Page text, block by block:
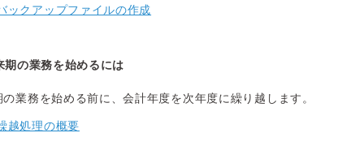
ックアップファイルの作成
期の業務を始めるには
の業務を始める前に、会計年度を次年度に繰り越します。
越処理の概要